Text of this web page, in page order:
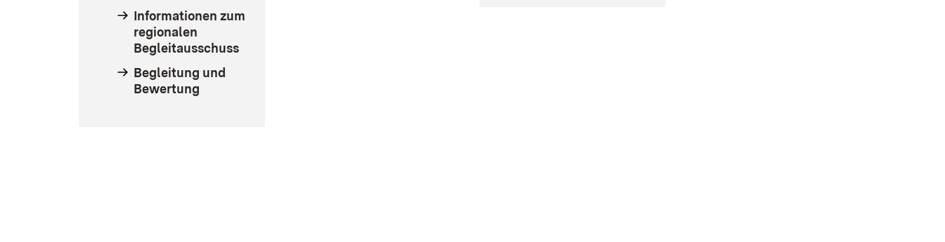
Informationen zum
regionalen
Begleitausschuss
Begleitung und
Bewertung